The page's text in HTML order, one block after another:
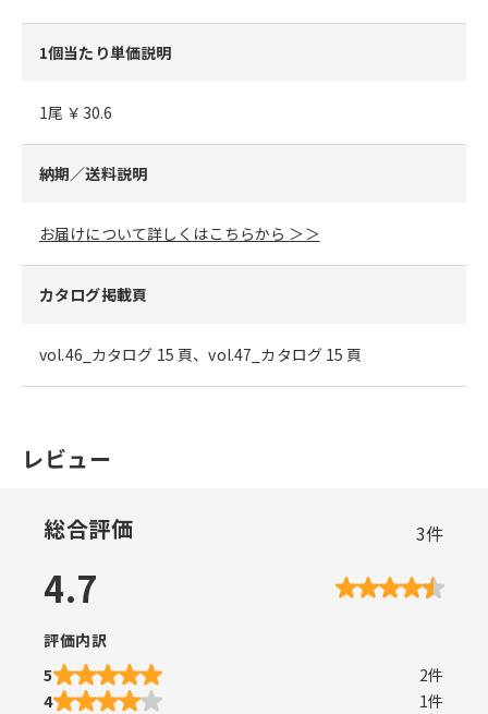
1個当たり単価説明
1尾 ￥30.6
納期／送料説明
お届けについて詳しくはこちらから ＞＞
カタログ掲載頁
vol.46_カタログ 15 頁、vol.47_カタログ 15 頁
レビュー
総合評価 3件
4.7
評価内訳
5
2件
4
1件